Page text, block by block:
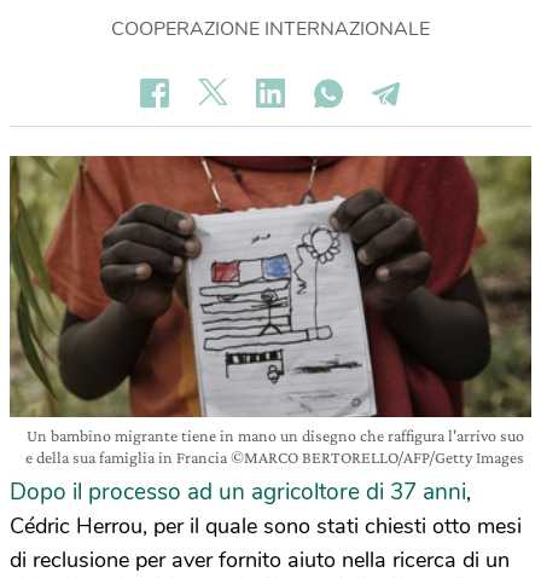
COOPERAZIONE INTERNAZIONALE
Un bambino migrante tiene in mano un disegno che raffigura l'arrivo suo
e della sua famiglia in Francia ©MARCO BERTORELLO/AFP/Getty Images
Dopo il processo ad un agricoltore di 37 anni,
Cédric Herrou, per il quale sono stati chiesti otto mesi
di reclusione per aver fornito aiuto nella ricerca di un